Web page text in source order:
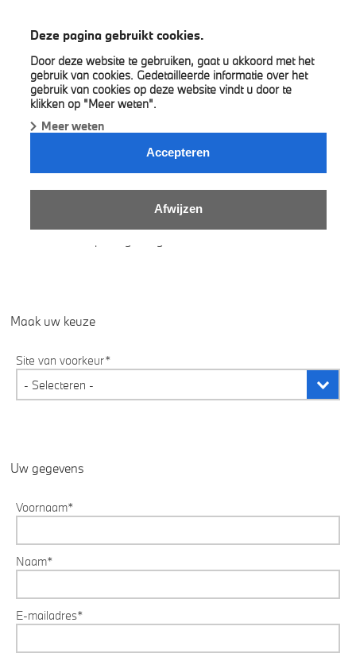
Deze pagina gebruikt cookies.
Door deze website te gebruiken, gaat u akkoord met het
gebruik van cookies. Gedetailleerde informatie over het
gebruik van cookies op deze website vindt u door te
klikken op "Meer weten".
Meer weten
Accepteren
Afwijzen
CONTACTEER ONS.
Heeft u een vraag? Laat ons weten wat we voor u kunnen
doen. Ook uw feedback is voor ons van groot belang.
Gebruik onderstaand formulier voor uw vragen, feedback en
Maak uw keuze
Site van voorkeur*
Uw gegevens
Voornaam*
Naam*
E-mailadres*